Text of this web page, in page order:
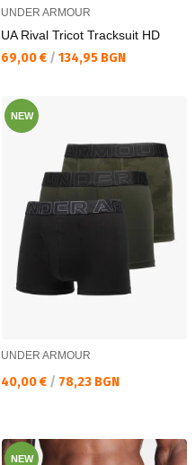
UNDER ARMOUR
UA Rival Tricot Tracksuit HD
Текуща цена:
69,00 € / 134,95 BGN
NEW
UNDER ARMOUR
Текуща цена:
40,00 € / 78,23 BGN
NEW